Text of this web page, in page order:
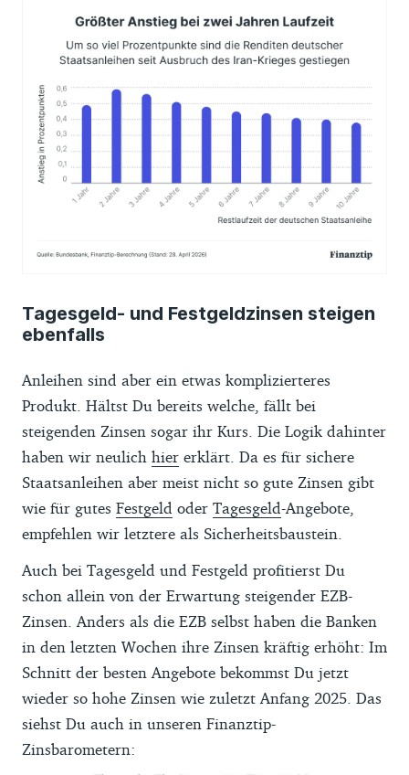
Tagesgeld- und Festgeldzinsen steigen
ebenfalls
Anleihen sind aber ein etwas komplizierteres
Produkt. Hältst Du bereits welche, fällt bei
steigenden Zinsen sogar ihr Kurs. Die Logik dahinter
haben wir neulich hier erklärt. Da es für sichere
Staatsanleihen aber meist nicht so gute Zinsen gibt
wie für gutes Festgeld oder Tagesgeld-Angebote,
empfehlen wir letztere als Sicherheitsbaustein.
Auch bei Tagesgeld und Festgeld profitierst Du
schon allein von der Erwartung steigender EZB-
Zinsen. Anders als die EZB selbst haben die Banken
in den letzten Wochen ihre Zinsen kräftig erhöht: Im
Schnitt der besten Angebote bekommst Du jetzt
wieder so hohe Zinsen wie zuletzt Anfang 2025. Das
siehst Du auch in unseren Finanztip-
Zinsbarometern: